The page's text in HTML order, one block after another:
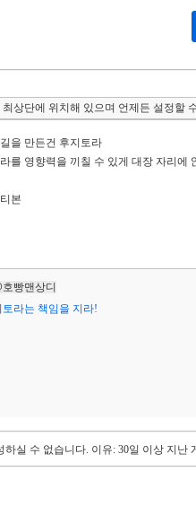
상단에 위치해 있으며 언제든 설정할
을 만든건 후지토라
를 영향력을 끼칠 수 있게 대장 자리에
본
호빵맨상디
토라는 책임을 지라!
하실 수 없습니다. 이유: 30일 이상 지난